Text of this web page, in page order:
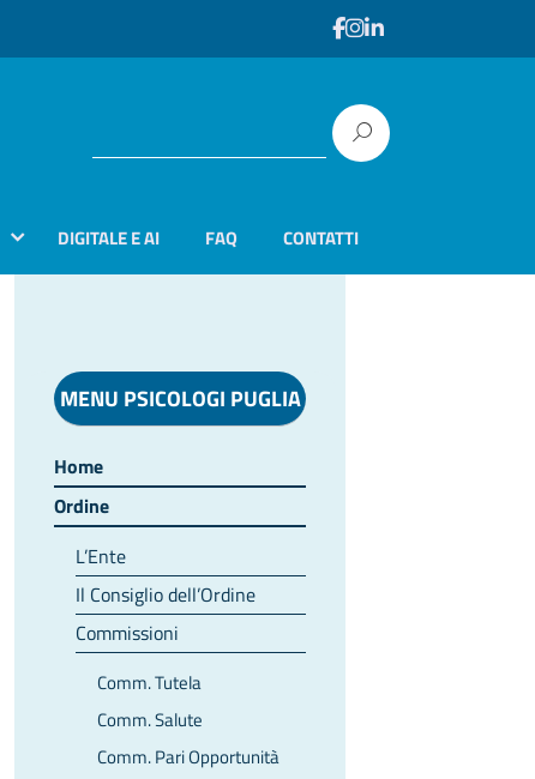
DIGITALE E AI FAQ CONTATTI
MENU PSICOLOGI PUGLIA
Home
Ordine
L’Ente
Il Consiglio dell’Ordine
Commissioni
Comm. Tutela
Comm. Salute
Comm. Pari Opportunità